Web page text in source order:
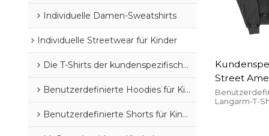
Individuelle Damen-Sweatshirts
Individuelle Streetwear für Kinder
Die T-Shirts der kundenspezifischen Kinder
Benutzerdefinierte Hoodies für Kinder
Benutzerdefinierte Shorts für Kinder
Street
Heavy
Langarm-T-